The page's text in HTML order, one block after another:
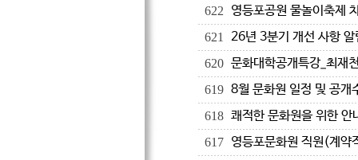
622 영등포공원 물놀이축제
621 26년 3분기 개선 사항 알
620 문화대학공개특강_최재
619 8월 문화원 일정 및 공개
618 쾌적한 문화원을 위한
617 영등포문화원 직원(계약